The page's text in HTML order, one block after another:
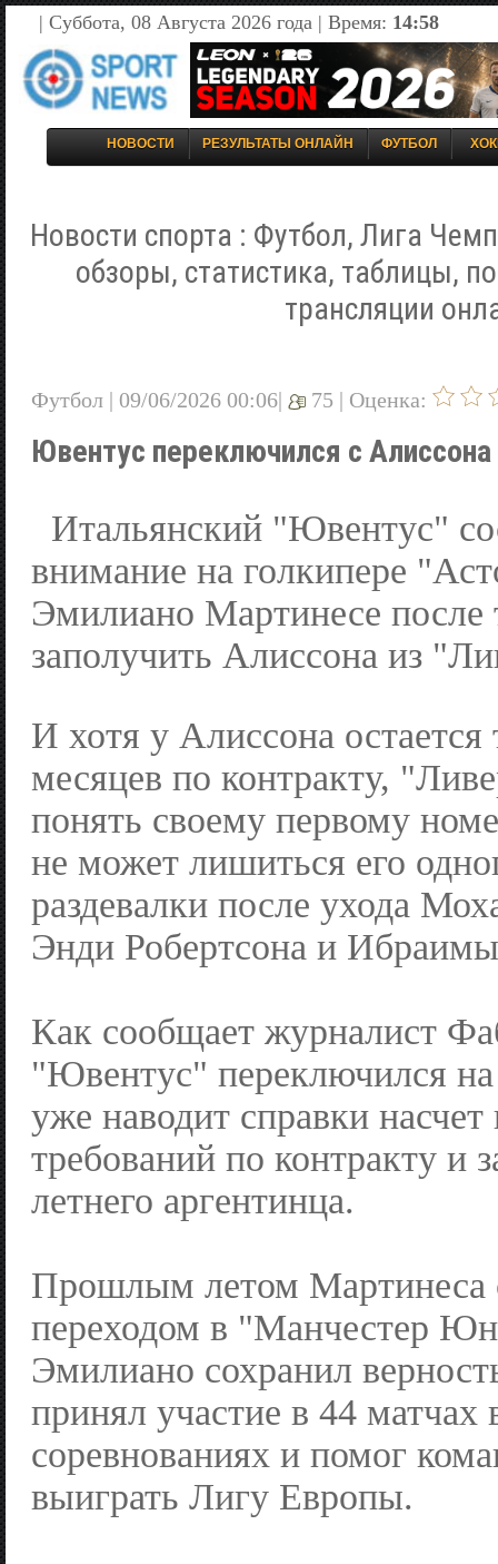
| Суббота, 08 Августа 2026 года | Время: 14:58
НОВОСТИ РЕЗУЛЬТАТЫ ОНЛАЙН ФУТБОЛ
Новости спорта : Футбол, Лига
обзоры, статистика, таблицы,
трансляции
Футбол | 09/06/2026 00:06| 75 | Оценка:
Ювентус переключился с
Итальянский "Ювентус"
внимание на голкипере
Эмилиано Мартинесе после
заполучить Алиссона из
И хотя у Алиссона остается
месяцев по контракту,
понять своему первому
не может лишиться его
раздевалки после ухода
Энди Робертсона и
Как сообщает журналист
"Ювентус" переключился
уже наводит справки
требований по контракту и
летнего аргентинца.
Прошлым летом Мартинеса
переходом в "Манчестер
Эмилиано сохранил
принял участие в 44 матчах
соревнованиях и помог
выиграть Лигу Европы.